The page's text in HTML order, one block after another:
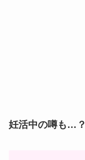
妊活中の噂も…？